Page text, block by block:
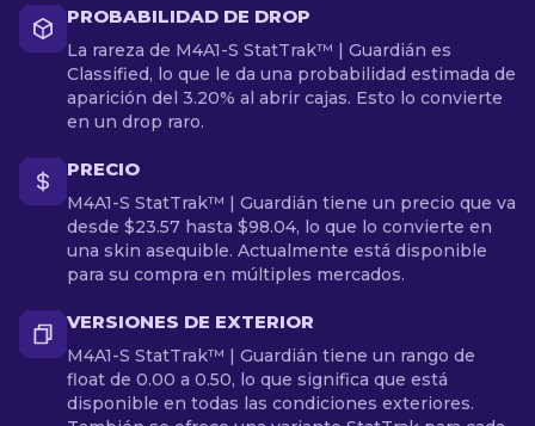
PROBABILIDAD DE DROP
La rareza de M4A1-S StatTrak™ | Guardián es
Classified, lo que le da una probabilidad estimada de
aparición del 3.20% al abrir cajas. Esto lo convierte
en un drop raro.
PRECIO
M4A1-S StatTrak™ | Guardián tiene un precio que va
desde $23.57 hasta $98.04, lo que lo convierte en
una skin asequible. Actualmente está disponible
para su compra en múltiples mercados.
VERSIONES DE EXTERIOR
M4A1-S StatTrak™ | Guardián tiene un rango de
float de 0.00 a 0.50, lo que significa que está
disponible en todas las condiciones exteriores.